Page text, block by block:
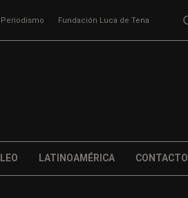
Fundación Luca de Tena
LATINOAMÉRICA CONTACTO